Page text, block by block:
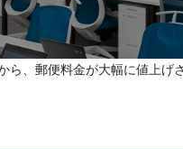
社長挨拶
ら、郵便料金が大幅に値上げ